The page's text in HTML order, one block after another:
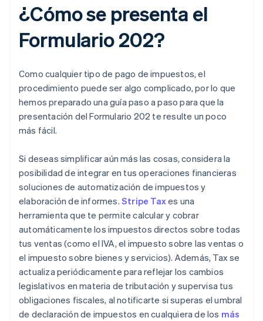
¿Cómo se presenta el
Formulario 202?
Como cualquier tipo de pago de impuestos, el
procedimiento puede ser algo complicado, por lo que
hemos preparado una guía paso a paso para que la
presentación del Formulario 202 te resulte un poco
más fácil.
Si deseas simplificar aún más las cosas, considera la
posibilidad de integrar en tus operaciones financieras
soluciones de automatización de impuestos y
elaboración de informes. Stripe Taxes una
herramienta que te permite calcular y cobrar
automáticamente los impuestos directos sobre todas
tus ventas (como el IVA, el impuesto sobre las ventas o
el impuesto sobre bienes y servicios). Además, Tax se
actualiza periódicamente para reflejar los cambios
legislativos en materia de tributación y supervisa tus
obligaciones fiscales, al notificarte si superas el umbral
de declaración de impuestos en cualquiera de los más